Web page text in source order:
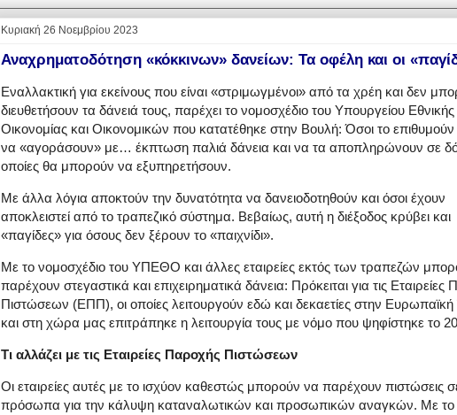
Κυριακή 26 Νοεμβρίου 2023
Αναχρηματοδότηση «κόκκινων» δανείων: Τα οφέλη και οι
Εναλλακτική για εκείνους που είναι «στριμωγμένοι» από τα χρέη και δεν
διευθετήσουν τα δάνειά τους, παρέχει το νομοσχέδιο του Υπουργείου Εθνικής
Οικονομίας και Οικονομικών που κατατέθηκε στην Βουλή: Όσοι το
να «αγοράσουν» με… έκπτωση παλιά δάνεια και να τα αποπληρώνουν σε
οποίες θα μπορούν να εξυπηρετήσουν.
Με άλλα λόγια αποκτούν την δυνατότητα να δανειοδοτηθούν και όσοι έχουν
αποκλειστεί από το τραπεζικό σύστημα. Βεβαίως, αυτή η διέξοδος κρύβει και
«παγίδες» για όσους δεν ξέρουν το «παιχνίδι».
Με το νομοσχέδιο του ΥΠΕΘΟ και άλλες εταιρείες εκτός των τραπεζών
παρέχουν στεγαστικά και επιχειρηματικά δάνεια: Πρόκειται για τις Εταιρείες
Πιστώσεων (ΕΠΠ), οι οποίες λειτουργούν εδώ και δεκαετίες στην
και στη χώρα μας επιτράπηκε η λειτουργία τους με νόμο που ψηφίστηκε το
Τι αλλάζει με τις Εταιρείες Παροχής Πιστώσεων
Οι εταιρείες αυτές με το ισχύον καθεστώς μπορούν να παρέχουν πιστώσεις
πρόσωπα για την κάλυψη καταναλωτικών και προσωπικών αναγκών. Με το